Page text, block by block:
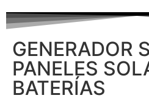
GENERADOR
PANELES
BATERÍAS